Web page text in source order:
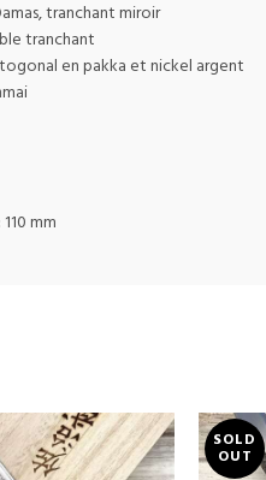
tranchant miroir
tranchant
en pakka et nickel argent
mm
SOLD
OUT